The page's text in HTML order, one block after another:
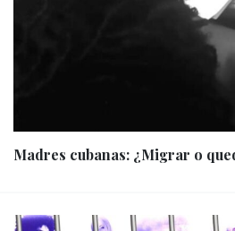
Madres cubanas: ¿Migrar o